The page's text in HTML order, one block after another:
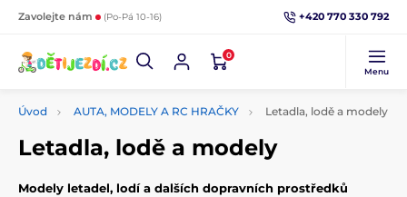
Zavolejte nám (Po-Pá 10-16) +420 770 330 792
0
Menu
Úvod AUTA, MODELY A RC HRAČKY Letadla, lodě a modely
Letadla, lodě a modely
Modely letadel, lodí a dalších dopravních prostředků